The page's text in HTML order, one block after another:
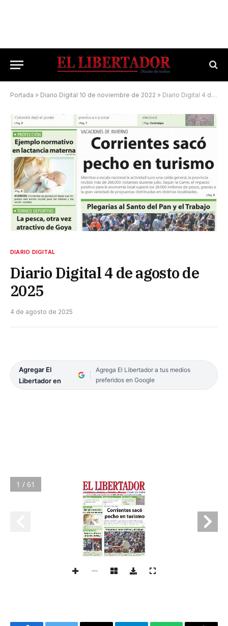
Portada » Diario Digital 10 de noviembre de 2022 » Diario Digital 4 de agosto de 2025
DIARIO DIGITAL
Diario Digital 4 de agosto de
2025
4 de agosto de 2025
Agregar El
Libertador en
Agrega El Libertador a tus medios
preferidos en Google
1 / 61